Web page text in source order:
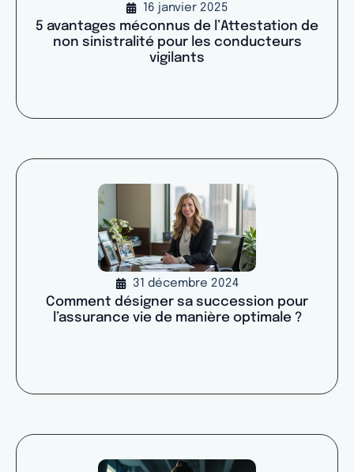
16 janvier 2025
5 avantages méconnus de l’Attestation de
non sinistralité pour les conducteurs
vigilants
31 décembre 2024
Comment désigner sa succession pour
l’assurance vie de manière optimale ?